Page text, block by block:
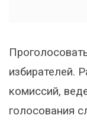
избирателей.
комиссий,
голосования